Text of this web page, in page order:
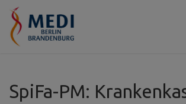
SpiFa-PM: